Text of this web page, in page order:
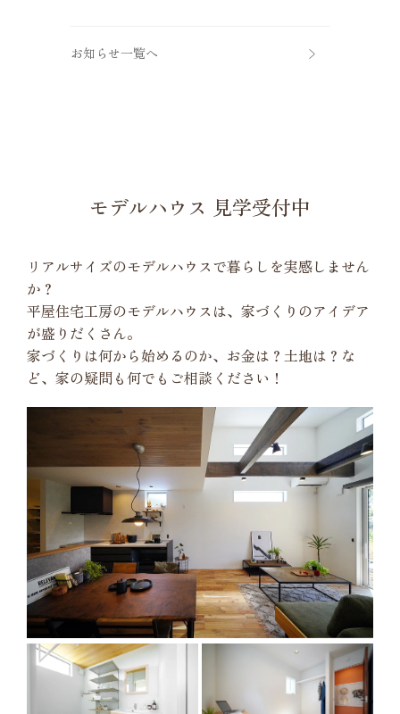
お知らせ一覧へ
モデルハウス 見学受付中
リアルサイズのモデルハウスで暮らしを実感しません
か？
平屋住宅工房のモデルハウスは、家づくりのアイデア
が盛りだくさん。
家づくりは何から始めるのか、お金は？土地は？な
ど、家の疑問も何でもご相談ください！